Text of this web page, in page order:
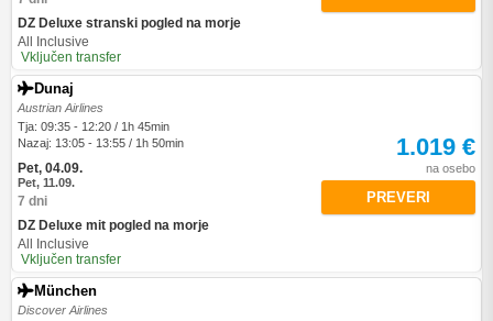
DZ Deluxe stranski pogled na morje
All Inclusive
Vključen transfer
Dunaj
Austrian Airlines
Tja: 09:35 - 12:20 / 1h 45min
Nazaj: 13:05 - 13:55 / 1h 50min
Pet, 04.09.
Pet, 11.09.
7 dni
DZ Deluxe mit pogled na morje
All Inclusive
Vključen transfer
1.019 €
na osebo
PREVERI
München
Discover Airlines